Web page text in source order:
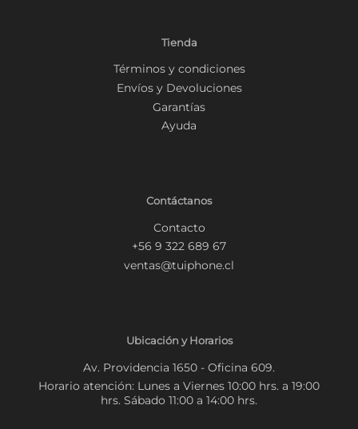
Tienda
Términos y condiciones
Envíos y Devoluciones
Garantías
Ayuda
Contáctanos
Contacto
+56 9 322 689 67
ventas@tuiphone.cl
Ubicación y Horarios
Av. Providencia 1650 - Oficina 609.
Horario atención: Lunes a Viernes 10:00 hrs. a 19:00
hrs. Sábado 11:00 a 14:00 hrs.